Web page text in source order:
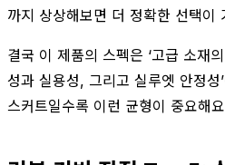
까지 상상해보면 더 정확한 선택이
결국 이 제품의 스펙은 ‘고급 소재
성과 실용성, 그리고 실루엣 안정성
스커트일수록 이런 균형이 중요해